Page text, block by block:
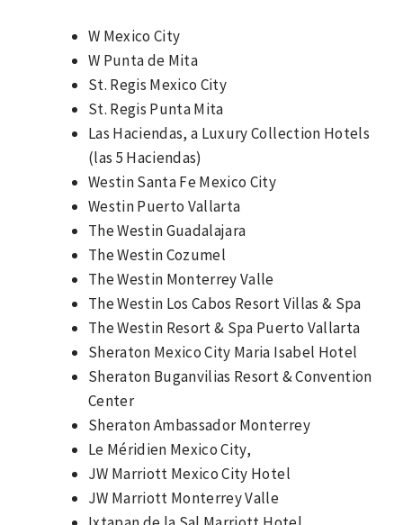
W Mexico City
W Punta de Mita
St. Regis Mexico City
St. Regis Punta Mita
Las Haciendas, a Luxury Collection Hotels
(las 5 Haciendas)
Westin Santa Fe Mexico City
Westin Puerto Vallarta
The Westin Guadalajara
The Westin Cozumel
The Westin Monterrey Valle
The Westin Los Cabos Resort Villas & Spa
The Westin Resort & Spa Puerto Vallarta
Sheraton Mexico City Maria Isabel Hotel
Sheraton Buganvilias Resort & Convention
Center
Sheraton Ambassador Monterrey
Le Méridien Mexico City,
JW Marriott Mexico City Hotel
JW Marriott Monterrey Valle